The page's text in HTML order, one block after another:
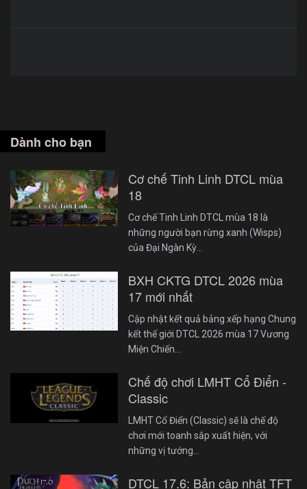
Dành cho bạn
Cơ chế Tinh Linh DTCL mùa
18
Cơ chế Tinh Linh DTCL mùa 18 là
những người bạn rừng xanh (Wisps)
của Đại Ngàn Kỳ…
BXH CKTG DTCL 2026 mùa
17 mới nhất
Cập nhật kết quả bảng xếp hạng Chung
kết thế giới DTCL 2026 mùa 17 Vương
Miện Chiến…
Chế độ chơi LMHT Cổ Điển -
Classic
LMHT Cổ Điển (Classic) sẽ là chế độ
chơi mới toanh sắp xuất hiện, với
những vị tướng…
DTCL 17.6: Bản cập nhật TFT